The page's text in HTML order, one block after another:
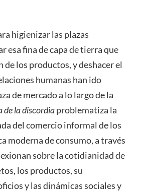
higienizar las plazas
esa fina de capa de tierra que
de los productos, y deshacer el
humanas han ido
de mercado a lo largo de la
de la discordiaproblematiza la
del comercio informal de los
moderna de consumo, a través
sobre la cotidianidad de
los productos, su
y las dinámicas sociales y